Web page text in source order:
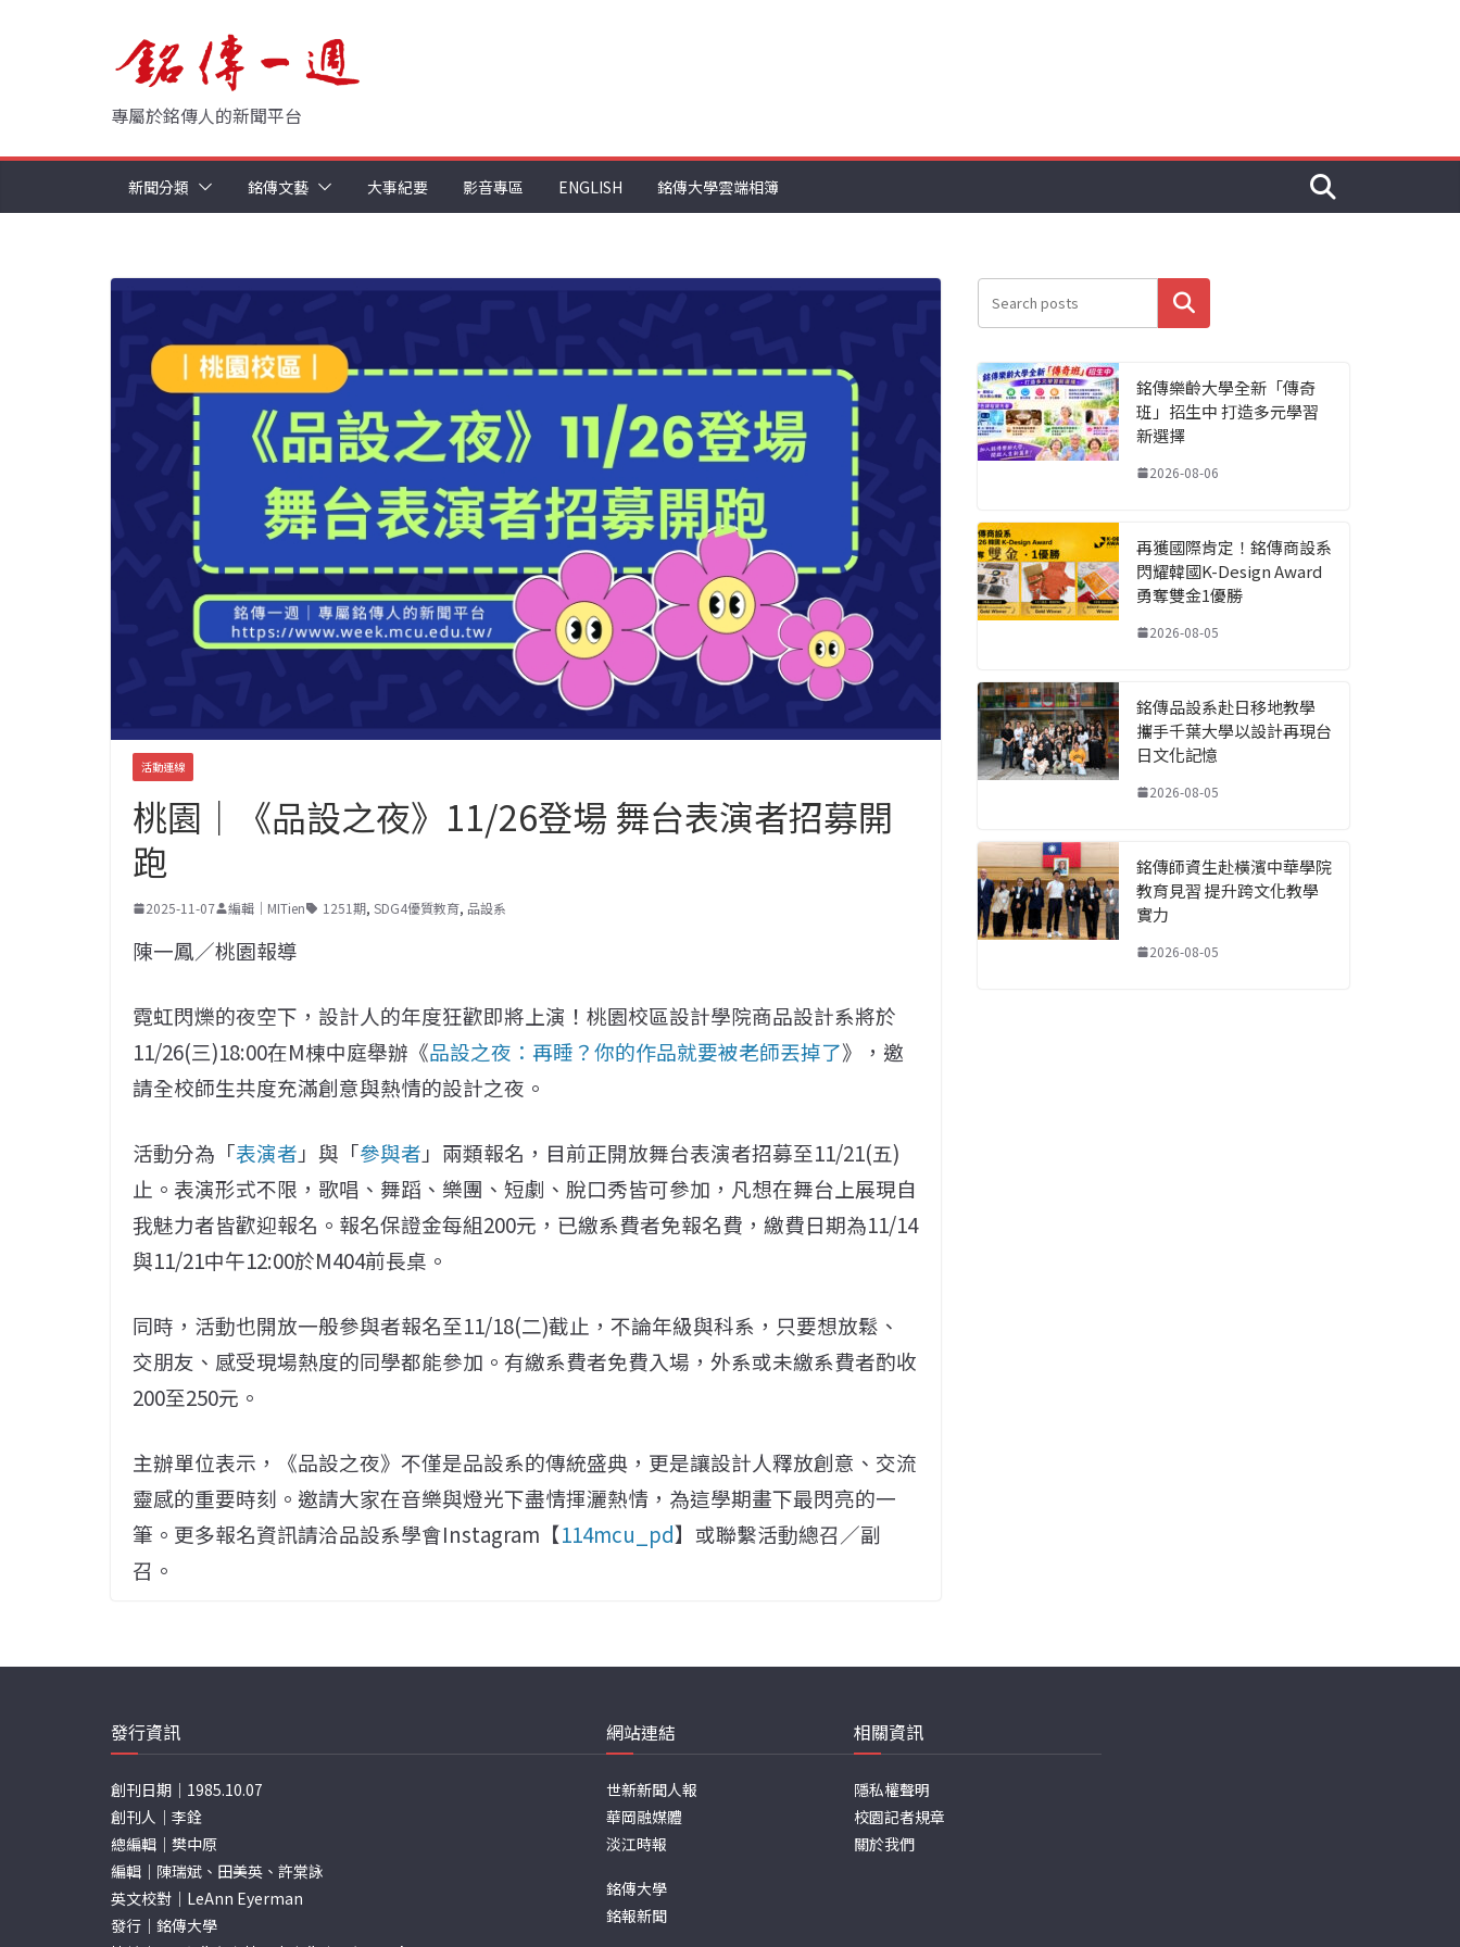
專屬於銘傳人的新聞平台
新聞分類 銘傳文藝 大事紀要 影音專區 ENGLISH 銘傳大學雲端相簿
活動連線
桃園｜《品設之夜》11/26登場 舞台表演者招募開
跑
2025-11-07 編輯｜MITien 1251期, SDG4優質教育, 品設系
陳一鳳／桃園報導
霓虹閃爍的夜空下，設計人的年度狂歡即將上演！桃園校區設計學院商品設計系將於
11/26(三)18:00在M棟中庭舉辦《品設之夜：再睡？你的作品就要被老師丟掉了》，邀
請全校師生共度充滿創意與熱情的設計之夜。
活動分為「表演者 」與「參與者 」兩類報名，目前正開放舞台表演者招募至11/21(五)
止。表演形式不限，歌唱、舞蹈、樂團、短劇、脫口秀皆可參加，凡想在舞台上展現自
我魅力者皆歡迎報名。報名保證金每組200元，已繳系費者免報名費，繳費日期為11/14
與11/21中午12:00於M404前長桌。
同時，活動也開放一般參與者報名至11/18(二)截止，不論年級與科系，只要想放鬆、
交朋友、感受現場熱度的同學都能參加。有繳系費者免費入場，外系或未繳系費者酌收
200至250元。
主辦單位表示，《品設之夜》不僅是品設系的傳統盛典，更是讓設計人釋放創意、交流
靈感的重要時刻。邀請大家在音樂與燈光下盡情揮灑熱情，為這學期畫下最閃亮的一
筆。更多報名資訊請洽品設系學會Instagram【114mcu_pd】或聯繫活動總召／副
召。
搜尋
銘傳樂齡大學全新「傳奇
班」招生中 打造多元學習
新選擇
2026-08-06
再獲國際肯定！銘傳商設系
閃耀韓國K-Design Award
勇奪雙金1優勝
2026-08-05
銘傳品設系赴日移地教學
攜手千葉大學以設計再現台
日文化記憶
2026-08-05
銘傳師資生赴橫濱中華學院
教育見習 提升跨文化教學
實力
2026-08-05
發行資訊
創刊日期｜1985.10.07
創刊人｜李銓
總編輯｜樊中原
編輯｜陳瑞斌、田美英、許棠詠
英文校對｜LeAnn Eyerman
發行｜銘傳大學
網站連結
世新新聞人報
華岡融媒體
淡江時報
銘傳大學
銘報新聞
相關資訊
隱私權聲明
校園記者規章
關於我們